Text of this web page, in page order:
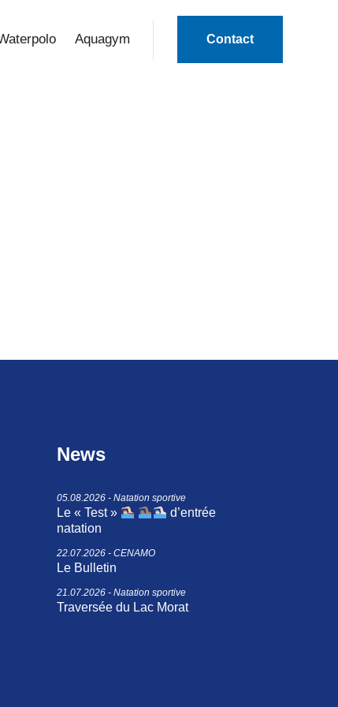
Aquagym Contact
News
05.08.2026 - Natation sportive
Le « Test »
d’entrée
natation
22.07.2026 - CENAMO
Le Bulletin
21.07.2026 - Natation sportive
Traversée du Lac Morat